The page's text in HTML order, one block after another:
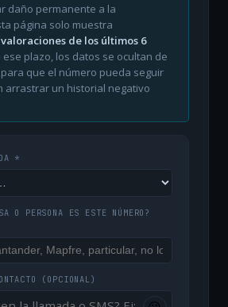
daño permanente a la
página solo muestra
de los últimos 6
ese plazo, los datos se ocultan de
que el número pueda seguir
arrastrar un historial negativo
*
O PERSONA ES ESTE NÚMERO?
(OPCIONAL)